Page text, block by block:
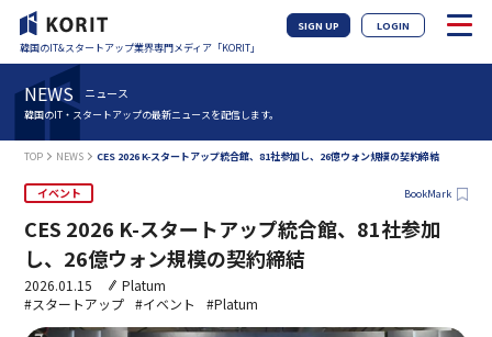
韓国のIT&スタートアップ業界専門メディア「KORIT」
SIGN UP LOGIN
NEWS ニュース
韓国のIT・スタートアップの最新ニュースを配信します。
TOP NEWS CES 2026 K-スタートアップ統合館、81社参加し、26億ウォン規模の契約締結
イベント BookMark
CES 2026 K-スタートアップ統合館、81社参加
し、26億ウォン規模の契約締結
2026.01.15
Platum
#スタートアップ
#イベント #Platum